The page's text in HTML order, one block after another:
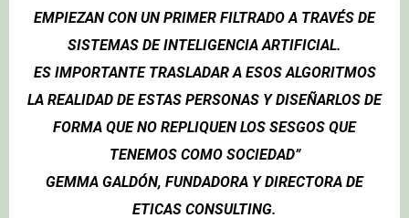
EMPIEZAN CON UN PRIMER FILTRADO A TRAVÉS DE
SISTEMAS DE INTELIGENCIA ARTIFICIAL.
ES IMPORTANTE TRASLADAR A ESOS ALGORITMOS
LA REALIDAD DE ESTAS PERSONAS Y DISEÑARLOS DE
FORMA QUE NO REPLIQUEN LOS SESGOS QUE
TENEMOS COMO SOCIEDAD”
GEMMA GALDÓN, FUNDADORA Y DIRECTORA DE
ETICAS CONSULTING.